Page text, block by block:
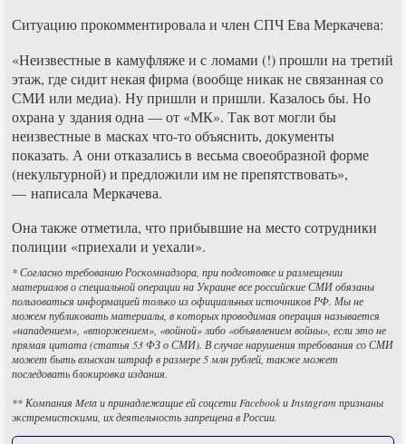
Ситуацию прокомментировала и член СПЧ Ева Меркачева:
«Неизвестные в камуфляже и с ломами (!) прошли на третий
этаж, где сидит некая фирма (вообще никак не связанная со
СМИ или медиа). Ну пришли и пришли. Казалось бы. Но
охрана у здания одна — от «МК». Так вот могли бы
неизвестные в масках что-то объяснить, документы
показать. А они отказались в весьма своеобразной форме
(некультурной) и предложили им не препятствовать»,
— написала Меркачева.
Она также отметила, что прибывшие на место сотрудники
полиции «приехали и уехали».
* Согласно требованию Роскомнадзора, при подготовке и размещении
материалов о специальной операции на Украине все российские СМИ обязаны
пользоваться информацией только из официальных источников РФ. Мы не
можем публиковать материалы, в которых проводимая операция называется
«нападением», «вторжением», «войной» либо «объявлением войны», если это не
прямая цитата (статья 53 ФЗ о СМИ). В случае нарушения требования со СМИ
может быть взыскан штраф в размере 5 млн рублей, также может
последовать блокировка издания.
** Компания Meta и принадлежащие ей соцсети Facebook и Instagram признаны
экстремистскими, их деятельность запрещена в России.